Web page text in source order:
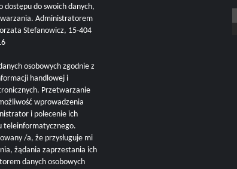
dostępu do swoich danych,
Administratorem
Stefanowicz, 15-404
osobowych zgodnie z
handlowej i
Przetwarzanie
wprowadzenia
i polecenie ich
teleinformatycznego.
/a, że przysługuje mi
żądania zaprzestania ich
danych osobowych